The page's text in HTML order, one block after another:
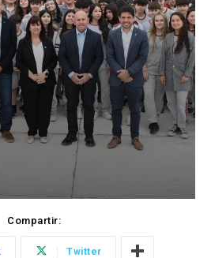
Compartir:
Twitter